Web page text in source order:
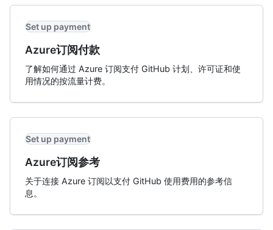
Set up payment
Azure订阅付款
了解如何通过 Azure 订阅支付 GitHub 计划、许可证和使
用情况的按流量计费。
Set up payment
Azure订阅参考
关于连接 Azure 订阅以支付 GitHub 使用费用的参考信
息。